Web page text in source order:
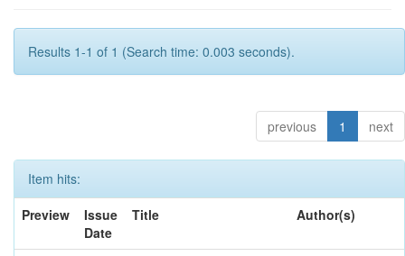
Results 1-1 of 1 (Search time: 0.003 seconds).
previous 1 next
Item hits:
Preview
Issue
Date
Title Author(s)